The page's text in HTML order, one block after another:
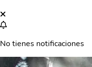
No tienes notificaciones